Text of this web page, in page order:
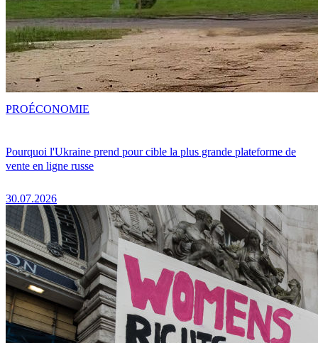
Pourquoi l'Ukraine prend pour cible la plus grande plateforme de
vente en ligne russe
30.07.2026
PROÉCONOMIE